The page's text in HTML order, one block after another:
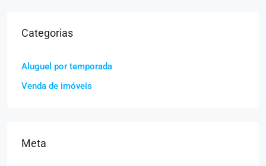
Categorias
Aluguel por temporada
Venda de imóveis
Meta